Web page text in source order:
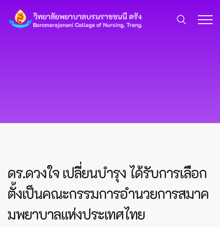
ดร.ดวงใจ เปลี่ยนบำรุง ได้รับการเลือก
ตั้งเป็นคณะกรรมการอำนวยการสมาค
มพยาบาลแห่งประเทศไทย